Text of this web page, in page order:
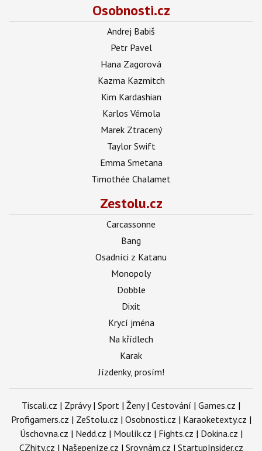
Osobnosti.cz
Andrej Babiš
Petr Pavel
Hana Zagorová
Kazma Kazmitch
Kim Kardashian
Karlos Vémola
Marek Ztracený
Taylor Swift
Emma Smetana
Timothée Chalamet
Zestolu.cz
Carcassonne
Bang
Osadníci z Katanu
Monopoly
Dobble
Dixit
Krycí jména
Na křídlech
Karak
Jízdenky, prosím!
Tiscali.cz | Zprávy| Sport | Ženy| Cestování | Games.cz |
Profigamers.cz | ZeStolu.cz | Osobnosti.cz | Karaoketexty.cz |
Úschovna.cz | Nedd.cz | Moulík.cz | Fights.cz | Dokina.cz |
CZhity.cz | Našepeníze.cz | Srovnám.cz | StartupInsider.cz